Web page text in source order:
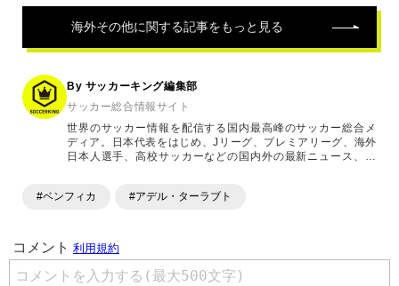
海外その他に関する記事をもっと見る
By サッカーキング編集部
サッカー総合情報サイト
世界のサッカー情報を配信する国内最高峰のサッカー総合メ
ディア。日本代表をはじめ、Jリーグ、プレミアリーグ、海外
日本人選手、高校サッカーなどの国内外の最新ニュース、コ
ます。「X」「Instagram」「YouTube」「TikTok」など、
#ベンフィカ #アデル・ターラブト